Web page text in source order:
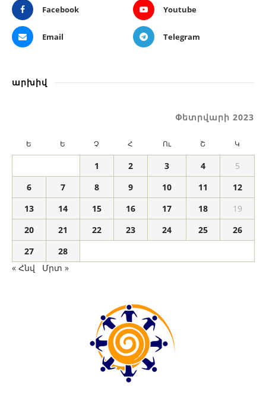
Facebook Youtube
Email Telegram
արխիվ
Փետրվարի 2023
Ե Ե Չ Հ Ու Շ Կ
1 2 3 4
5
6
7 8 9 10 11
12
13
14 15 16 17 18
19
20
21 22 23 24 25
26
27
28
« Հնվ
Մրտ »